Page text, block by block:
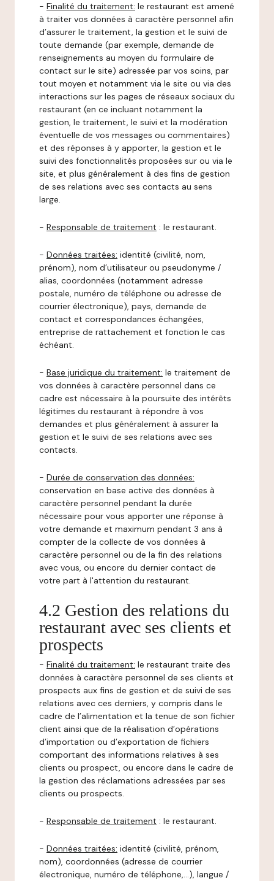
- Finalité du traitement: le restaurant est amené
à traiter vos données à caractère personnel afin
d’assurer le traitement, la gestion et le suivi de
toute demande (par exemple, demande de
renseignements au moyen du formulaire de
contact sur le site) adressée par vos soins, par
tout moyen et notamment via le site ou via des
interactions sur les pages de réseaux sociaux du
restaurant (en ce incluant notamment la
gestion, le traitement, le suivi et la modération
éventuelle de vos messages ou commentaires)
et des réponses à y apporter, la gestion et le
suivi des fonctionnalités proposées sur ou via le
site, et plus généralement à des fins de gestion
de ses relations avec ses contacts au sens
large.
- Responsable de traitement : le restaurant.
- Données traitées: identité (civilité, nom,
prénom), nom d’utilisateur ou pseudonyme /
alias, coordonnées (notamment adresse
postale, numéro de téléphone ou adresse de
courrier électronique), pays, demande de
contact et correspondances échangées,
entreprise de rattachement et fonction le cas
échéant.
- Base juridique du traitement: le traitement de
vos données à caractère personnel dans ce
cadre est nécessaire à la poursuite des intérêts
légitimes du restaurant à répondre à vos
demandes et plus généralement à assurer la
gestion et le suivi de ses relations avec ses
contacts.
- Durée de conservation des données:
conservation en base active des données à
caractère personnel pendant la durée
nécessaire pour vous apporter une réponse à
votre demande et maximum pendant 3 ans à
compter de la collecte de vos données à
caractère personnel ou de la fin des relations
avec vous, ou encore du dernier contact de
votre part à l'attention du restaurant.
4.2 Gestion des relations du
restaurant avec ses clients et
prospects
- Finalité du traitement: le restaurant traite des
données à caractère personnel de ses clients et
prospects aux fins de gestion et de suivi de ses
relations avec ces derniers, y compris dans le
cadre de l’alimentation et la tenue de son fichier
client ainsi que de la réalisation d’opérations
d’importation ou d’exportation de fichiers
comportant des informations relatives à ses
clients ou prospect, ou encore dans le cadre de
la gestion des réclamations adressées par ses
clients ou prospects.
- Responsable de traitement : le restaurant.
- Données traitées: identité (civilité, prénom,
nom), coordonnées (adresse de courrier
électronique, numéro de téléphone,…), langue /